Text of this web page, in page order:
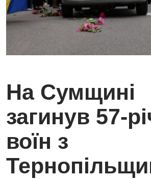
На Сумщині
загинув 57-
воїн з